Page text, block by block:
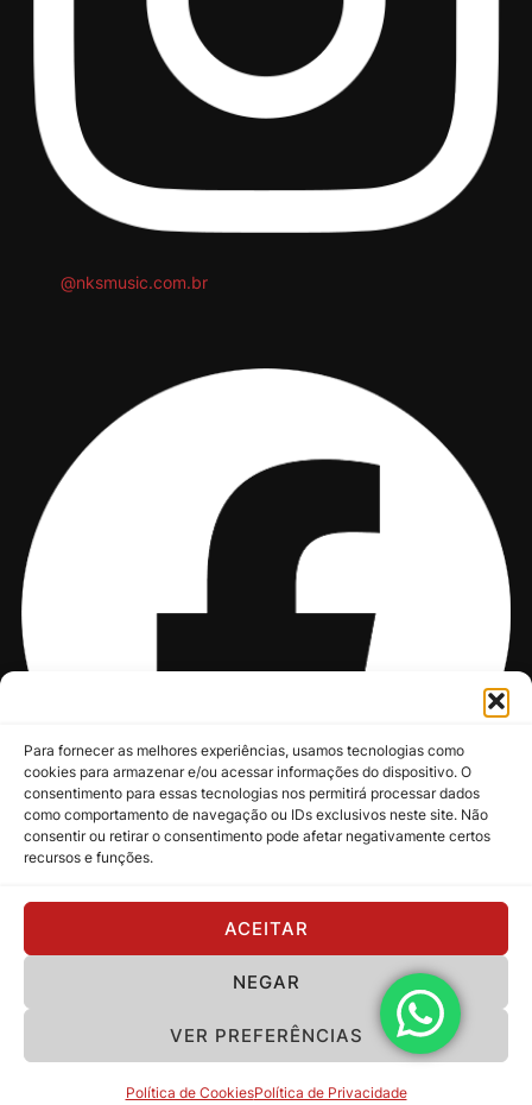
Para fornecer as melhores experiências, usamos tecnologias como
cookies para armazenar e/ou acessar informações do dispositivo. O
consentimento para essas tecnologias nos permitirá processar dados
como comportamento de navegação ou IDs exclusivos neste site. Não
consentir ou retirar o consentimento pode afetar negativamente certos
recursos e funções.
ACEITAR
NEGAR
VER PREFERÊNCIAS
Política de CookiesPolítica de Privacidade
@nksmusic.com.br
Política de Privacidade